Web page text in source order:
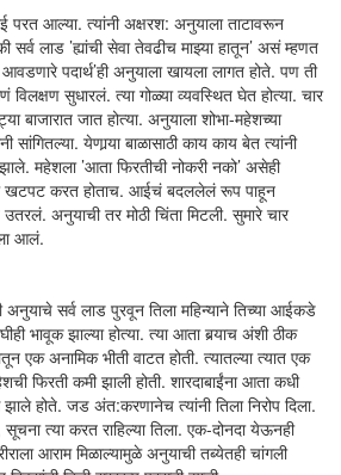
परत आल्या. त्यांनी अक्षरश: अनुयाला ताटावरून
सर्व लाड ’ह्यांची सेवा तेवढीच माझ्या हातून’ असं म्हणत
आवडणारे पदार्थ’ही अनुयाला खायला लागत होते. पण ती
सुधारलं. त्या गोळ्या व्यवस्थित घेत होत्या. चार
बाजारात जात होत्या. अनुयाला शोभा-महेशच्या
सांगितल्या. येणार्‍या बाळासाठी काय काय बेत त्यांनी
महेशला ’आता फिरतीची नोकरी नको’ असेही
खटपट करत होताच. आईचं बदललेलं रूप पाहून
अनुयाची तर मोठी चिंता मिटली. सुमारे चार
आलं.
अनुयाचे सर्व लाड पुरवून तिला महिन्याने तिच्या आईकडे
भावूक झाल्या होत्या. त्या आता बर्‍याच अंशी ठीक
एक अनामिक भीती वाटत होती. त्यातल्या त्यात एक
फिरती कमी झाली होती. शारदाबाईंना आता कधी
होते. जड अंत:करणानेच त्यांनी तिला निरोप दिला.
त्या करत राहिल्या तिला. एक-दोनदा येऊनही
आराम मिळाल्यामुळे अनुयाची तब्येतही चांगली